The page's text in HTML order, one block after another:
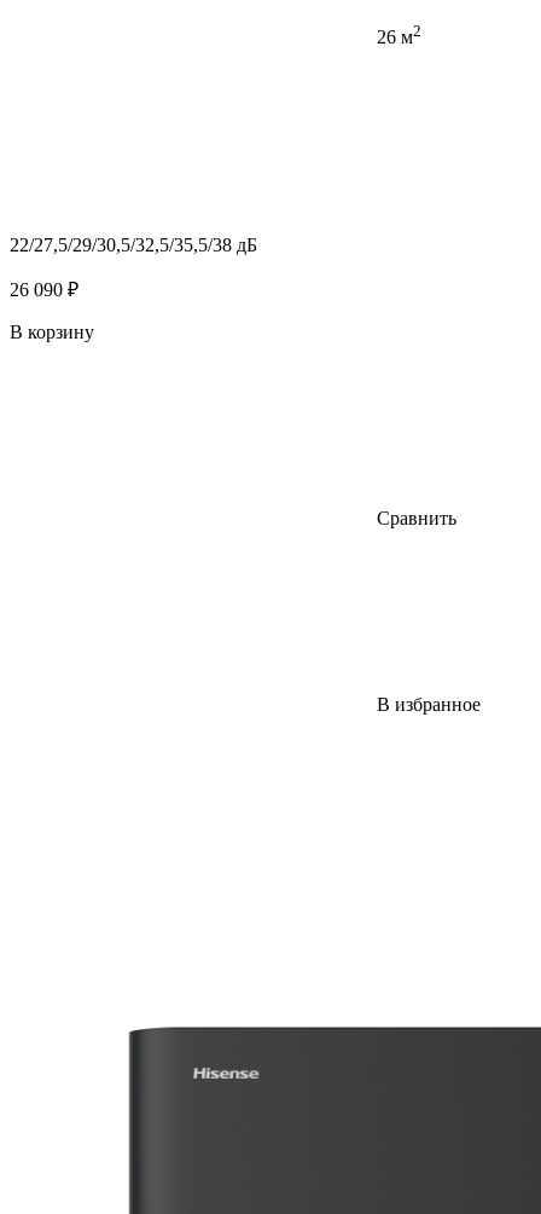
26 м2
22/27,5/29/30,5/32,5/35,5/38 дБ
26 090 ₽
В корзину
Сравнить
В избранное